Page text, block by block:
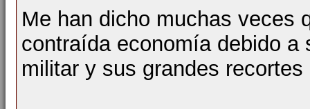
Me han dicho muchas veces
contraída economía debido
militar y sus grandes